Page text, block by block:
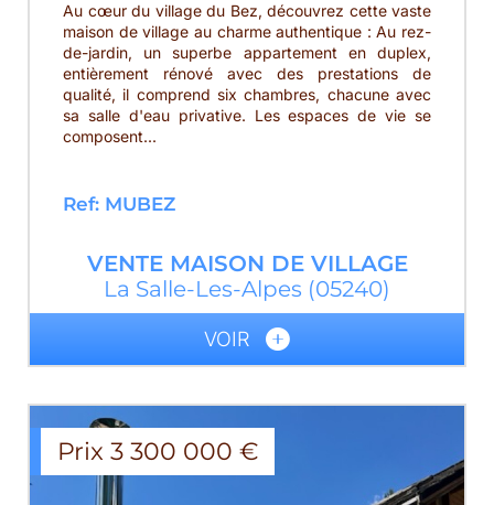
Au cœur du village du Bez, découvrez cette vaste
maison de village au charme authentique : Au rez-
de-jardin, un superbe appartement en duplex,
entièrement rénové avec des prestations de
qualité, il comprend six chambres, chacune avec
sa salle d'eau privative. Les espaces de vie se
composent...
Ref: MUBEZ
VENTE MAISON DE VILLAGE
La Salle-Les-Alpes (05240)
VOIR
Prix 3 300 000 €